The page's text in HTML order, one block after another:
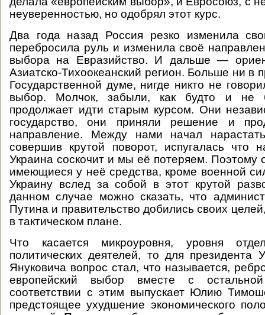
неуверенностью, но одобрял этот курс.
Два года назад Россия резко изменила
перебросила руль и изменила своё
выбора на Евразийство. И дальше —
Азиатско-Тихоокеанский регион. Больше ни в
Государственной думе, нигде никто не
выбор. Молчок, забыли, как будто и не
продолжает идти старым курсом. Они
государство, они приняли решение и
направление. Между нами начал
совершив крутой поворот, испугалась что
Украина соскочит и мы её потеряем. Поэтому
имеющиеся у неё средства, кроме военной
Украину вслед за собой в этот крутой
данном случае можно сказать, что
Путина и правительство добились своих
в тактическом плане.
Что касается микроуровня, уровня
политических деятелей, то для президента
Януковича вопрос стал, что называется,
европейский выбор вместе с
соответствии с этим выпускает Юлию
предстоящее ухудшение экономического